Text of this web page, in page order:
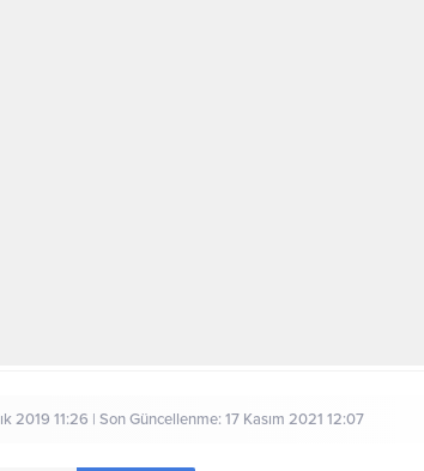
2019 11:26 | Son Güncellenme: 17 Kasım 2021 12:07